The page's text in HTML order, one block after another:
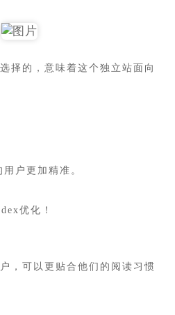
择的，意味着这个独立站面向
户更加精准。
优化！
，可以更贴合他们的阅读习惯